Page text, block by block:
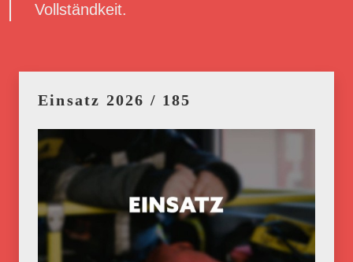
Vollständkeit.
Einsatz 2026 / 185